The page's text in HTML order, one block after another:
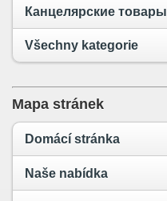
Канцелярские товары
Všechny kategorie
Mapa stránek
Domácí stránka
Naše nabídka